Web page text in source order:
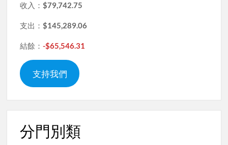
收入：$79,742.75
支出：$145,289.06
結餘：-$65,546.31
支持我們
分門別類